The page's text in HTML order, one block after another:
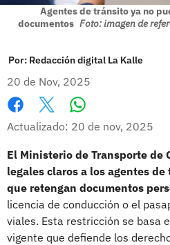
Agentes de tránsito ya no
documentos Foto: imagen de
Por: Redacción digital La Kalle
20 de Nov, 2025
Facebook
X
Actualizado: 20 de nov, 2025
El Ministerio de Transporte de
legales claros a los agentes
que retengan documentos
licencia de conducción o el
viales. Esta restricción se basa
vigente que defiende los